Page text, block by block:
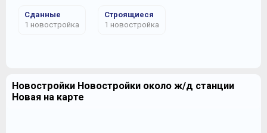
Сданные
1 новостройка
Строящиеся
1 новостройка
Новостройки Новостройки около ж/д станции
Новая на карте